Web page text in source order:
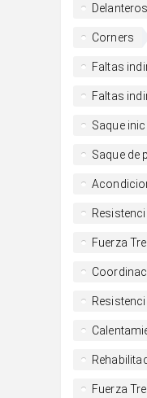
Delanteros
Corners
Faltas
Faltas
Saque
Saque de
Fuerza
Fuerza